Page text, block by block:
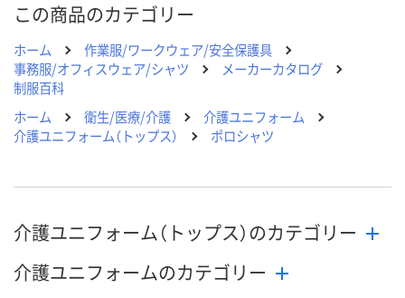
この商品のカテゴリー
ホーム
作業服/ワークウェア/安全保護具
事務服/オフィスウェア/シャツ
メーカーカタログ
制服百科
ホーム
衛生/医療/介護
介護ユニフォーム
介護ユニフォーム（トップス）
ポロシャツ
介護ユニフォーム（トップス）のカテゴリー
介護ユニフォームのカテゴリー